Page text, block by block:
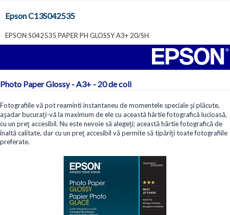
Epson C13S042535
EPSON S042535 PAPER PH GLOSSY A3+ 20/SH
Photo Paper Glossy - A3+ - 20 de coli
Fotografiile vă pot reaminti instantaneu de momentele speciale şi plăcute,
aşadar bucuraţi-vă la maximum de ele cu această hârtie fotografică lucioasă,
cu un preţ accesibil. Nu este nevoie să alegeţi; această hârtie fotografică de
înaltă calitate, dar cu un preţ accesibil vă permite să tipăriţi toate fotografiile
preferate.